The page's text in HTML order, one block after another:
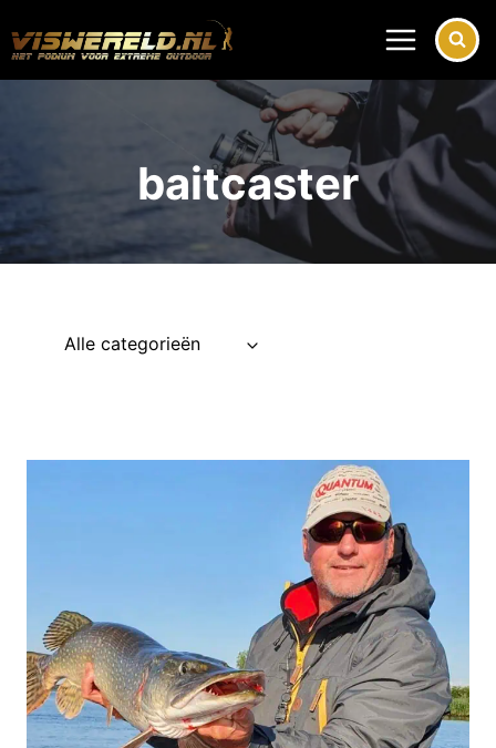
naar
baitcaster
Alle categorieën